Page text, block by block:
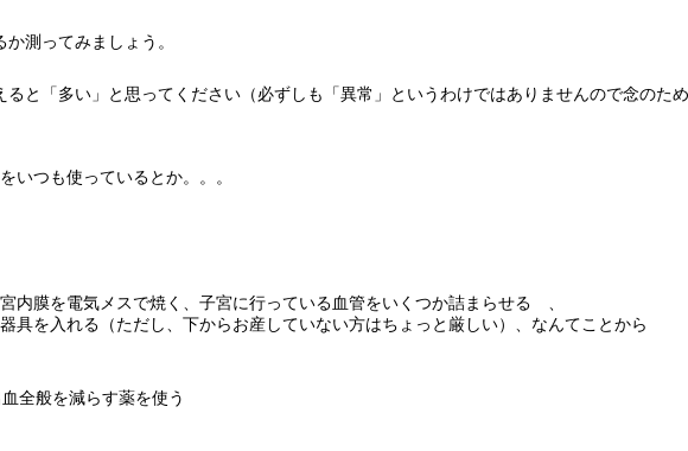
測ってみましょう。
ると「多い」と思ってください（必ずしも「異常」というわけではありませんので念のた
いつも使っているとか。。。
内膜を電気メスで焼く、子宮に行っている血管をいくつか詰まらせる 、
具を入れる（ただし、下からお産していない方はちょっと厳しい）、なんてことから
全般を減らす薬を使う